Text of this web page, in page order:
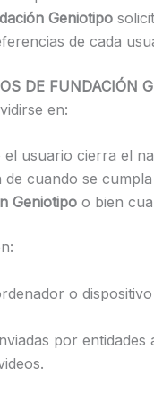
Geniotipo
de cada
DE FUNDACIÓN
en:
usuario cierra el
cuando se
Geniotipo o bien
o
por entidades